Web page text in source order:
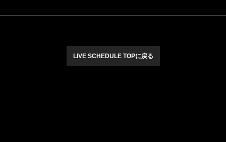
LIVE SCHEDULE TOPに戻る